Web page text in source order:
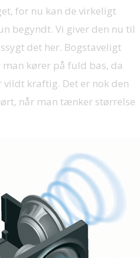
for nu kan de virkeligt
begyndt. Vi giver den nu til
det her. Bogstaveligt
kører på fuld bas, da
kraftig. Det er nok den
når man tænker størrelse